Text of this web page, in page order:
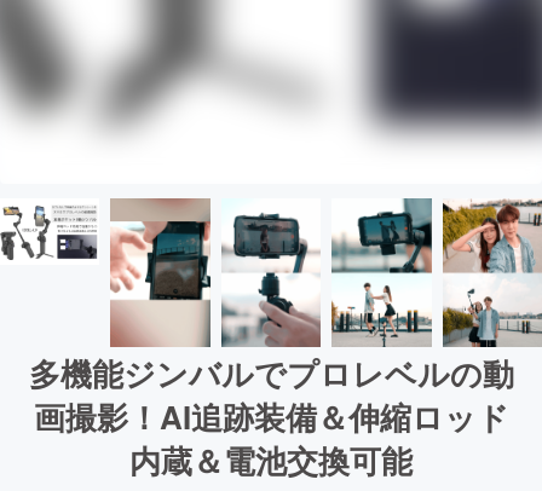
多機能ジンバルでプロレベルの動
画撮影！AI追跡装備＆伸縮ロッド
内蔵＆電池交換可能